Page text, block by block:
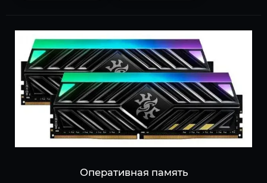
Оперативная память